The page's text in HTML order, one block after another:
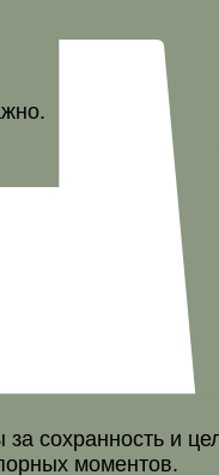
сохранность и
моментов.